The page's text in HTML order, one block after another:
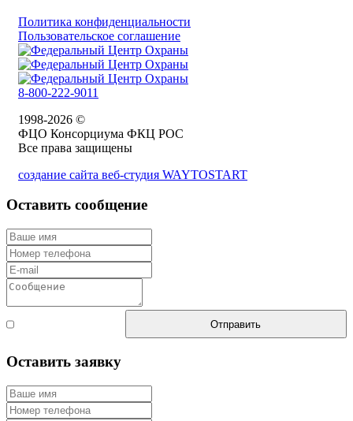
Политика конфиденциальности
Пользовательское соглашение
8-800-222-9011
1998-2026 ©
ФЦО Консорциума ФКЦ РОС
Все права защищены
создание сайта веб-студия WAYTOSTART
Оставить сообщение
Отправить
Оставить заявку